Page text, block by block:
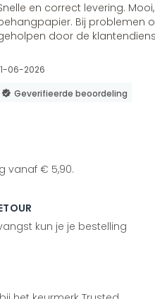
en correct levering.
Bij problemen
door de
06-2026
Geverifieerde beoordeling
vanaf € 5,90.
kun je je bestelling